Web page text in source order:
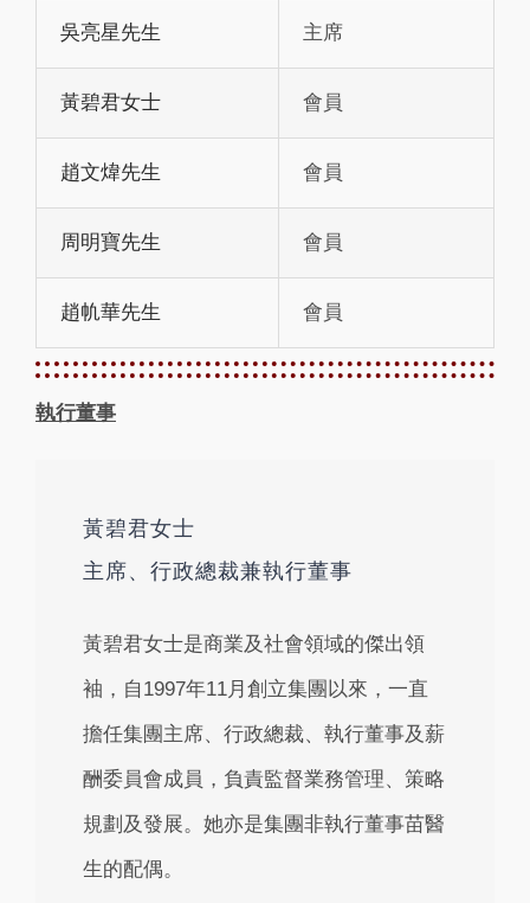
吳亮星先生 主席
黃碧君女士 會員
趙文煒先生 會員
周明寶先生 會員
趙㠶華先生 會員
執行董事
黃碧君女士
主席、行政總裁兼執行董事
黃碧君女士是商業及社會領域的傑出領
袖，自1997年11月創立集團以來，一直
擔任集團主席、行政總裁、執行董事及薪
酬委員會成員，負責監督業務管理、策略
規劃及發展。她亦是集團非執行董事苗醫
生的配偶。